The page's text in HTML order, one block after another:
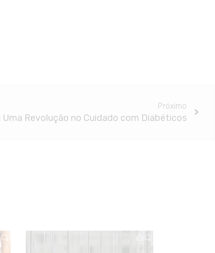
Próximo
Uma Revolução no Cuidado com Diabéticos